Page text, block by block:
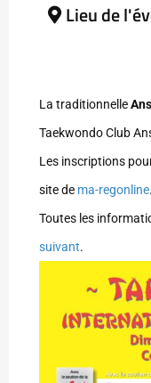
Lieu de
La traditionnelle
Taekwondo Club
Les inscriptions
site de ma-regonline.
Toutes les
suivant.